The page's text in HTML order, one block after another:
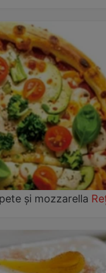
și mozzarella